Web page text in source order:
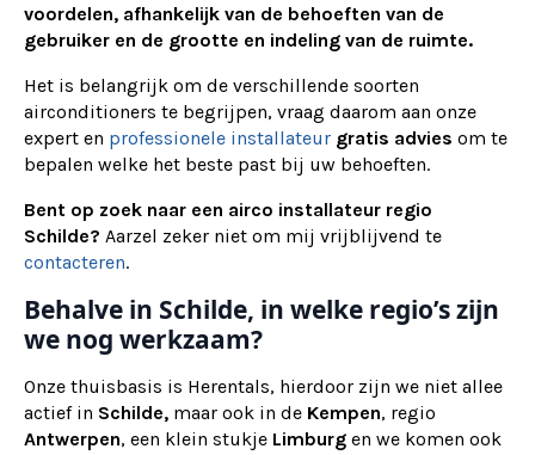
voordelen, afhankelijk van de behoeften van de
gebruiker en de grootte en indeling van de ruimte.
Het is belangrijk om de verschillende soorten
airconditioners te begrijpen, vraag daarom aan onze
expert en professionele installateur gratis advies om te
bepalen welke het beste past bij uw behoeften.
Bent op zoek naar een airco installateur regio
Schilde? Aarzel zeker niet om mij vrijblijvend te
contacteren.
Behalve in Schilde, in welke regio’s zijn
we nog werkzaam?
Onze thuisbasis is Herentals, hierdoor zijn we niet allee
actief in Schilde, maar ook in de Kempen, regio
Antwerpen, een klein stukje Limburg en we komen ook